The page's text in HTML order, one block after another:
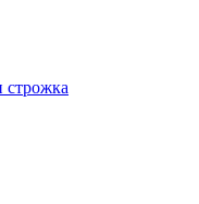
строжка